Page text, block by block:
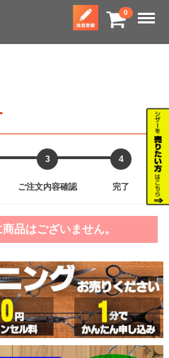
0 Menu
3
ご注文内容確認
4
完了
品はございません。